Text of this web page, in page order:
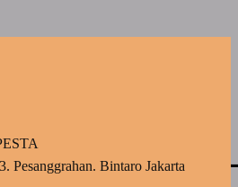
Pesanggrahan. Bintaro Jakarta